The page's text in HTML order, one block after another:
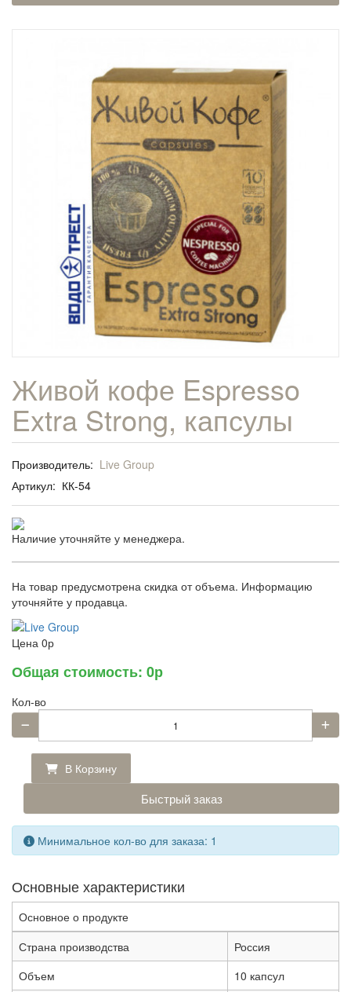
Живой кофе Espresso
Extra Strong, капсулы
Производитель: Live Group
Артикул: КК-54
Наличие уточняйте у менеджера.
На товар предусмотрена скидка от объема. Информацию
уточняйте у продавца.
Цена 0р
Общая стоимость: 0р
Кол-во
В Корзину
Быстрый заказ
Минимальное кол-во для заказа: 1
Основные характеристики
Основное о продукте
Страна производства
Россия
Объем
10 капсул